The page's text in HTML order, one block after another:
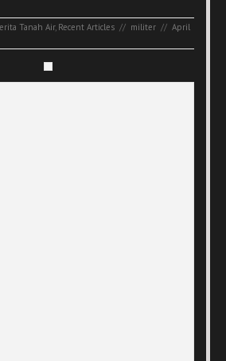
Tanah Air, Recent Articles // militer // April